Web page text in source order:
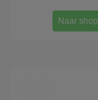
Naar shop